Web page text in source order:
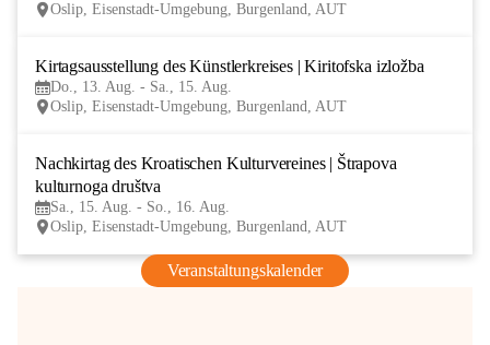
Oslip, Eisenstadt-Umgebung, Burgenland, AUT
Kirtagsausstellung des Künstlerkreises | Kiritofska izložba
Do., 13. Aug. - Sa., 15. Aug.
Oslip, Eisenstadt-Umgebung, Burgenland, AUT
Nachkirtag des Kroatischen Kulturvereines | Štrapova
kulturnoga društva
Sa., 15. Aug. - So., 16. Aug.
Oslip, Eisenstadt-Umgebung, Burgenland, AUT
Veranstaltungskalender